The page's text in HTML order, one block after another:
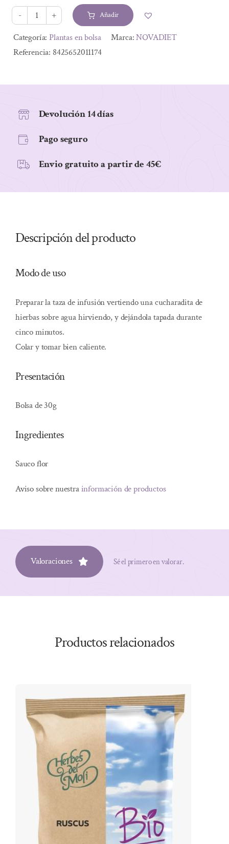
era:
4,80 €.
es:
3,60 €.
SAUCO
FLOR
30GR
Añadir
Alternative:
Categoría:Plantas en bolsa Marca:NOVADIET
Referencia: 8425652011174
Devolución 14 días
Pago seguro
Envio gratuito a partir de 45€
Descripción del producto
Modo de uso
Preparar la taza de infusión vertiendo una cucharadita de
hierbas sobre agua hirviendo, y dejándola tapada durante
cinco minutos.
Colar y tomar bien caliente.
Presentación
Bolsa de 30g
Ingredientes
Sauco flor
Aviso sobre nuestrainformación de productos
Valoraciones Sé el primero en valorar.
Productos relacionados